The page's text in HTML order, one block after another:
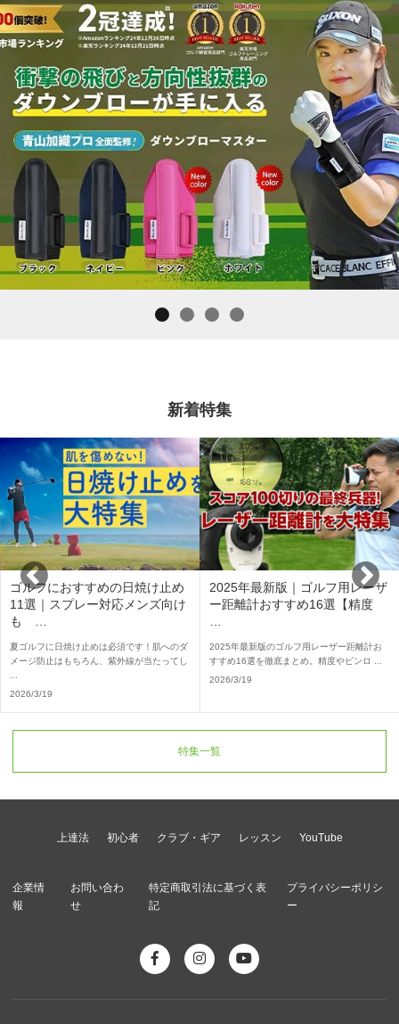
新着特集
ゴルフにおすすめの日焼け止め
11選｜スプレー対応メンズ向け
も …
夏ゴルフに日焼け止めは必須です！肌へのダ
メージ防止はもちろん、紫外線が当たってし
...
2026/3/19
2025年最新版｜ゴルフ用レーザ
ー距離計おすすめ16選【精度
2025年最新版のゴルフ用レーザー距離計お
すすめ16選を徹底まとめ。精度やピンロ ...
2026/3/19
特集一覧
上達法 初心者 クラブ・ギア レッスン YouTube
企業情
報
お問い合わ
せ
特定商取引法に基づく表
記
プライバシーポリシ
ー